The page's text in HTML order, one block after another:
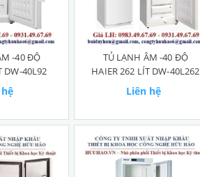
-40 ĐỘ
DW-40L92
TỦ LẠNH ÂM -40 ĐỘ
HAIER 262 LÍT DW-40L262
Liên hệ